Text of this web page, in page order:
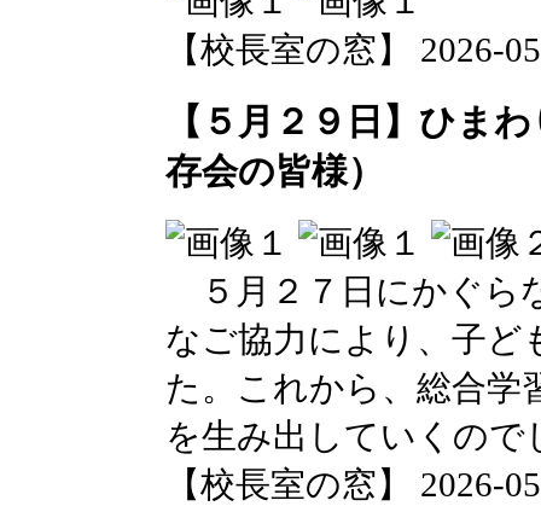
【校長室の窓】 2026-
【５月２９日】ひま
存会の皆様）
５月２７日にかぐら
なご協力により、子ど
た。これから、総合学
を生み出していくの
【校長室の窓】 2026-